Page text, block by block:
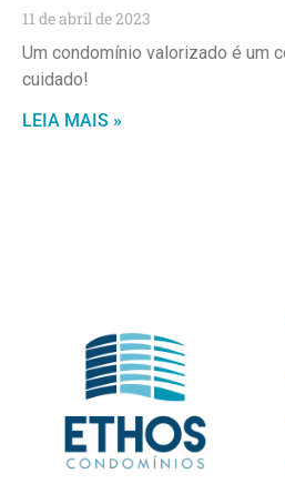
11 de abril de 2023
Um condomínio valorizado é um
cuidado!
LEIA MAIS »